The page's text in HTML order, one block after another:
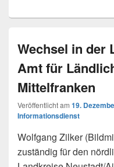
Wechsel in der
Amt für
Mittelfranken
Veröffentlicht am 19.
Informationsdienst
Wolfgang Zilker
zuständig für den